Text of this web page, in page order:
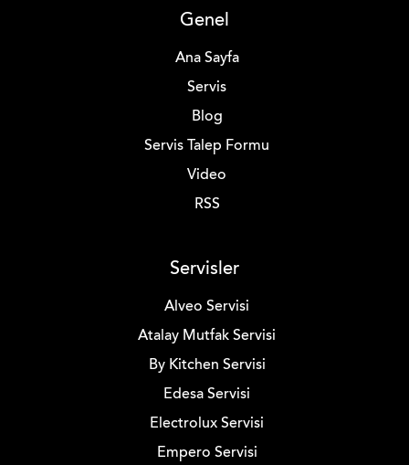
Genel
Ana Sayfa
Servis
Blog
Servis Talep Formu
Video
RSS
Servisler
Alveo Servisi
Atalay Mutfak Servisi
By Kitchen Servisi
Edesa Servisi
Electrolux Servisi
Empero Servisi